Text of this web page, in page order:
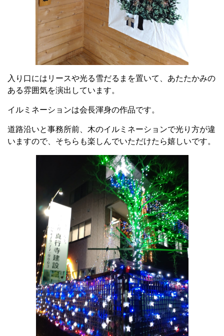
入り口にはリースや光る雪だるまを置いて、あたたかみの
ある雰囲気を演出しています。
イルミネーションは会長渾身の作品です。
道路沿いと事務所前、木のイルミネーションで光り方が違
いますので、そちらも楽しんでいただけたら嬉しいです。